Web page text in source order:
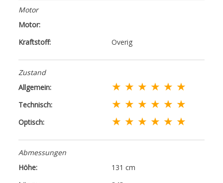
Motor
Motor:
Kraftstoff:
Overig
Zustand
Allgemein:
★ ★ ★ ★ ★ ★
Technisch: ★ ★ ★ ★ ★ ★
Optisch: ★ ★ ★ ★ ★ ★
Abmessungen
Höhe:
131 cm